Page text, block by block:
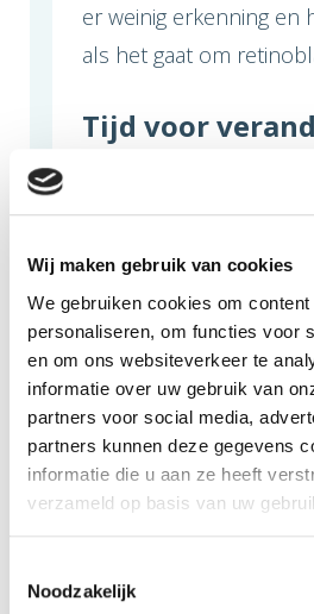
Wij maken gebruik van cookies
We gebruiken cookies om
personaliseren, om functies voor
en om ons websiteverkeer te
informatie over uw gebruik van
partners voor social media,
partners kunnen deze gegevens
informatie die u aan ze heeft
verzameld op basis van uw
Noodzakelijk
er weinig erkenning en
als het gaat om
Tijd voor
is het idee ontstaan
documentaireEen blik
worden persoonlijke
gedeeld, verschillende
ziekte belicht, en
er is nog zoveel leven
Wil jij ook bijdragen aan